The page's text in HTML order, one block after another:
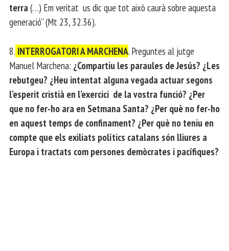
terra (…) Em veritat us dic que tot això caurà sobre aquesta
generació” (Mt 23, 32.36).
8. INTERROGATORI A MARCHENA. Preguntes al jutge
Manuel Marchena: ¿Compartiu les paraules de Jesús? ¿Les
rebutgeu? ¿Heu intentat alguna vegada actuar segons
l’esperit cristià en l’exercici de la vostra funció? ¿Per
que no fer-ho ara en Setmana Santa? ¿Per què no fer-ho
en aquest temps de confinament? ¿Per què no teniu en
compte que els exiliats polítics catalans són lliures a
Europa i tractats com persones demòcrates i pacífiques?